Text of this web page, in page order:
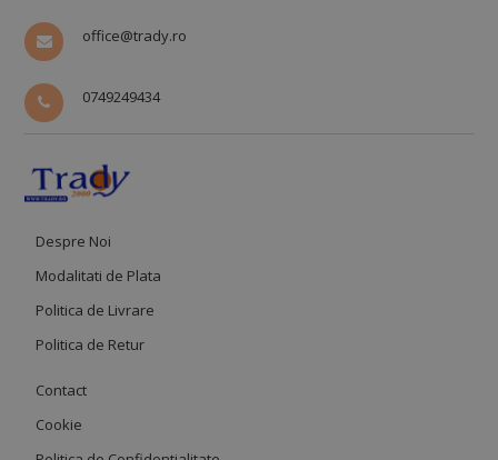
office@trady.ro
0749249434
Despre Noi
Modalitati de Plata
Politica de Livrare
Politica de Retur
Contact
Cookie